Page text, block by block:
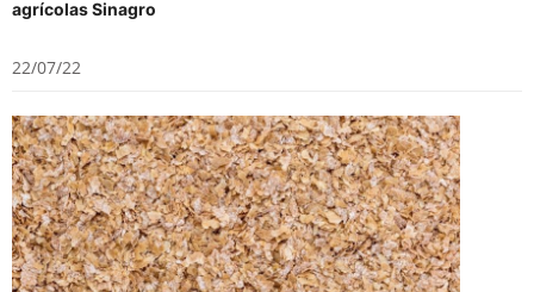
agrícolas Sinagro
22/07/22